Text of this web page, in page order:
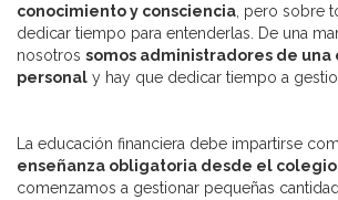
conocimiento y consciencia, pero sobre
dedicar tiempo para entenderlas. De una
nosotros somos administradores de una
personal y hay que dedicar tiempo a
La educación financiera debe impartirse
enseñanza obligatoria desde el colegio
comenzamos a gestionar pequeñas